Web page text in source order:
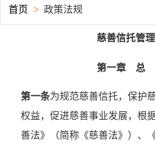
首页 > 政策法规
慈善信托管
第一章
第一条为规范慈善信托，保护
权益，促进慈善事业发展，根
善法》（简称《慈善法》）、